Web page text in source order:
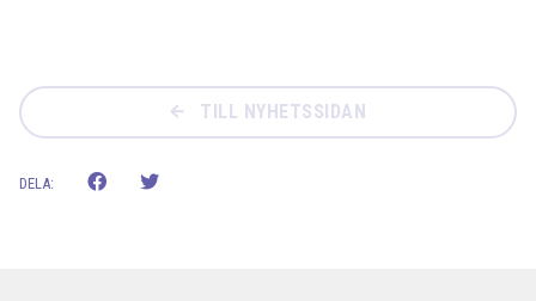
TILL NYHETSSIDAN
DELA: